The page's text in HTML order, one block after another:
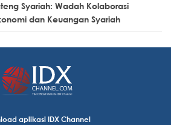
Syariah: Wadah Kolaborasi
dan Keuangan Syariah
aplikasi IDX Channel